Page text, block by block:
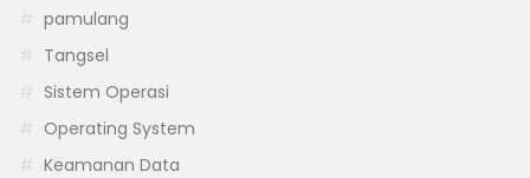
pamulang
Tangsel
Sistem Operasi
Operating System
Keamanan Data